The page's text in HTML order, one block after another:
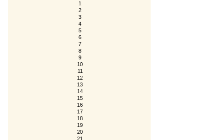
1
2
3
4
5
6
7
8
9
10
11
12
13
14
15
16
17
18
19
20
21